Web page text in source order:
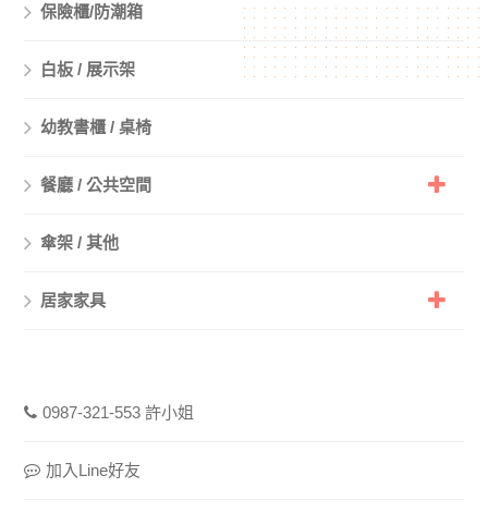
保險櫃/防潮箱
白板 / 展示架
幼教書櫃 / 桌椅
餐廳 / 公共空間
傘架 / 其他
居家家具
0987-321-553 許小姐
加入Line好友